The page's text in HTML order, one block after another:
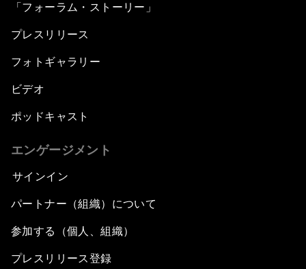
「フォーラム・ストーリー」
プレスリリース
フォトギャラリー
ビデオ
ポッドキャスト
エンゲージメント
サインイン
パートナー（組織）について
参加する（個人、組織）
プレスリリース登録